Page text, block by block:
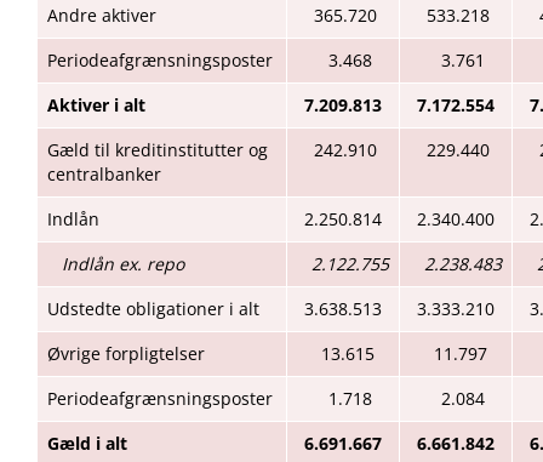
Andre aktiver 365.720 533.218
Periodeafgrænsningsposter
3.468 3.761
Aktiver i alt
7.209.813 7.172.554
Gæld til kreditinstitutter og
centralbanker
242.910 229.440
Indlån 2.250.814 2.340.400
Indlån ex. repo
2.122.755 2.238.483
Udstedte obligationer i alt
3.638.513 3.333.210
Øvrige forpligtelser
13.615 11.797
Periodeafgrænsningsposter
1.718 2.084
Gæld i alt
6.691.667 6.661.842